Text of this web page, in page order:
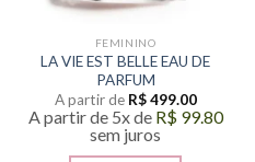
FEMININO
LA VIE EST BELLE EAU DE
PARFUM
A partir de R$499.00
A partir de 5x de R$99.80
sem juros